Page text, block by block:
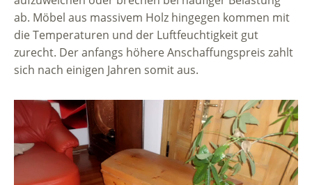
ab. Möbel aus massivem Holz hingegen kommen mit
die Temperaturen und der Luftfeuchtigkeit gut
zurecht. Der anfangs höhere Anschaffungspreis zahlt
sich nach einigen Jahren somit aus.